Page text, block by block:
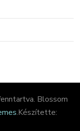
Blossom
.Készítette: